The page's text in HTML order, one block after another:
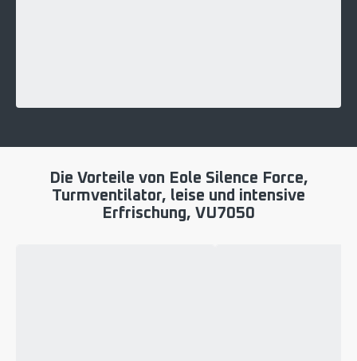
Die Vorteile von Eole Silence Force,
Turmventilator, leise und intensive
Erfrischung, VU7050